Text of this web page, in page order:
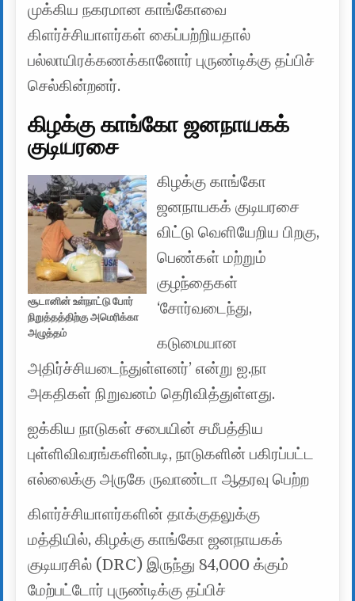
முக்கிய நகரமான காங்கோவை
கிளர்ச்சியாளர்கள் கைப்பற்றியதால்
பல்லாயிரக்கணக்கானோர் புருண்டிக்கு தப்பிச்
செல்கின்றனர்.
கிழக்கு காங்கோ ஜனநாயகக்
குடியரசை
சூடானின் உள்நாட்டு போர்
நிறுத்தத்திற்கு அமெரிக்கா
அழுத்தம்
கிழக்கு காங்கோ
ஜனநாயகக் குடியரசை
விட்டு வெளியேறிய பிறகு,
பெண்கள் மற்றும்
குழந்தைகள்
‘சோர்வடைந்து,
கடுமையான
அதிர்ச்சியடைந்துள்ளனர்’ என்று ஐ.நா
அகதிகள் நிறுவனம் தெரிவித்துள்ளது.
ஐக்கிய நாடுகள் சபையின் சமீபத்திய
புள்ளிவிவரங்களின்படி, நாடுகளின் பகிரப்பட்ட
எல்லைக்கு அருகே ருவாண்டா ஆதரவு பெற்ற
கிளர்ச்சியாளர்களின் தாக்குதலுக்கு
மத்தியில், கிழக்கு காங்கோ ஜனநாயகக்
குடியரசில் (DRC) இருந்து 84,000 க்கும்
மேற்பட்டோர் புருண்டிக்கு தப்பிச்